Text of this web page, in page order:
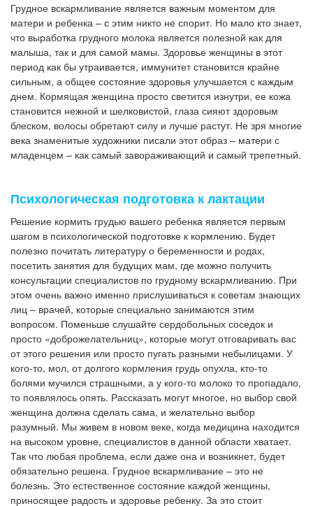
Грудное вскармливание является важным моментом для
матери и ребенка – с этим никто не спорит. Но мало кто знает,
что выработка грудного молока является полезной как для
малыша, так и для самой мамы. Здоровье женщины в этот
период как бы утраивается, иммунитет становится крайне
сильным, а общее состояние здоровья улучшается с каждым
днем. Кормящая женщина просто светится изнутри, ее кожа
становится нежной и шелковистой, глаза сияют здоровым
блеском, волосы обретают силу и лучше растут. Не зря многие
века знаменитые художники писали этот образ – матери с
младенцем – как самый завораживающий и самый трепетный.
Психологическая подготовка к лактации
Решение кормить грудью вашего ребенка является первым
шагом в психологической подготовке к кормлению. Будет
полезно почитать литературу о беременности и родах,
посетить занятия для будущих мам, где можно получить
консультации специалистов по грудному вскармливанию. При
этом очень важно именно прислушиваться к советам знающих
лиц – врачей, которые специально занимаются этим
вопросом. Поменьше слушайте сердобольных соседок и
просто «доброжелательниц», которые могут отговаривать вас
от этого решения или просто пугать разными небылицами. У
кого-то, мол, от долгого кормления грудь опухла, кто-то
болями мучился страшными, а у кого-то молоко то пропадало,
то появлялось опять. Рассказать могут многое, но выбор свой
женщина должна сделать сама, и желательно выбор
разумный. Мы живем в новом веке, когда медицина находится
на высоком уровне, специалистов в данной области хватает.
Так что любая проблема, если даже она и возникнет, будет
обязательно решена. Грудное вскармливание – это не
болезнь. Это естественное состояние каждой женщины,
приносящее радость и здоровье ребенку. За это стоит